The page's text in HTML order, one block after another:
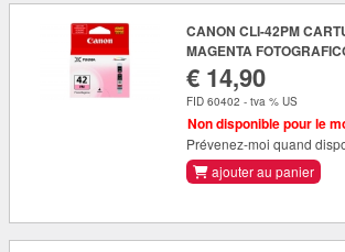
CANON CLI-42PM
MAGENTA
€ 14,90
FID 60402 - tva % US
Non disponible pour le
Prévenez-moi quand
ajouter au panier